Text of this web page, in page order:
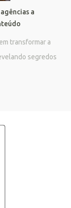
a
transformar a
segredos